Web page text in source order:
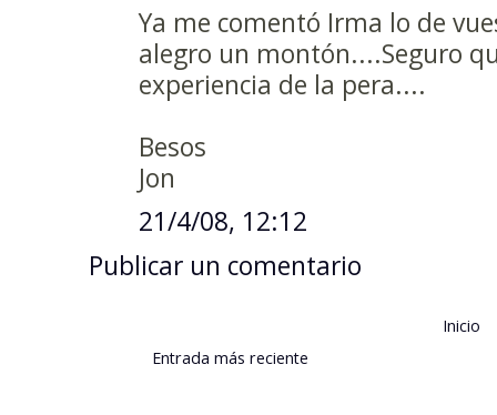
Ya me comentó Irma lo de
alegro un montón....Seguro
experiencia de la pera....
Besos
Jon
21/4/08, 12:12
Publicar un comentario
Entrada más reciente
Inicio